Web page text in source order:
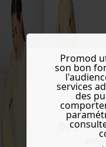
Do you
Promod
son bon
services
des